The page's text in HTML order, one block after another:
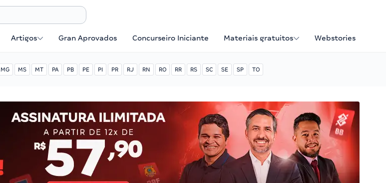
Artigos Gran Aprovados Concurseiro Iniciante Materiais gratuitos Webstories
MG MS MT PA PB PE PI PR RJ RN RO RR RS SC SE SP TO